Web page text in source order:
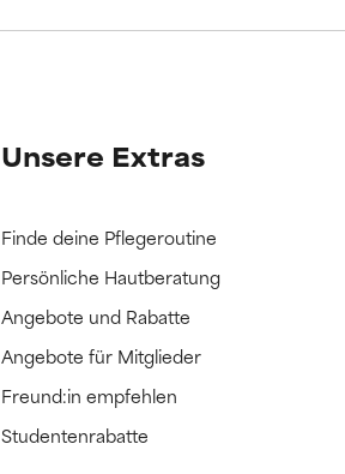
Unsere Extras
Finde deine Pflegeroutine
Persönliche Hautberatung
Angebote und Rabatte
Angebote für Mitglieder
Freund:in empfehlen
Studentenrabatte